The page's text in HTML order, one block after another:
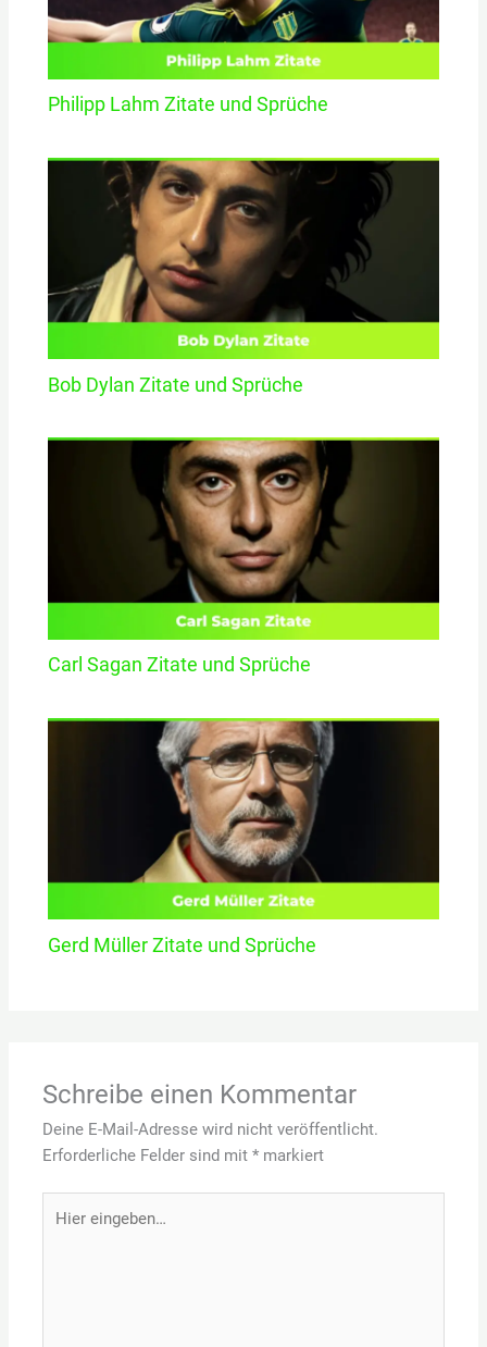
Philipp Lahm Zitate und Sprüche
Bob Dylan Zitate und Sprüche
Carl Sagan Zitate und Sprüche
Gerd Müller Zitate und Sprüche
Schreibe einen Kommentar
Deine E-Mail-Adresse wird nicht veröffentlicht.
Erforderliche Felder sind mit* markiert
eingeben…